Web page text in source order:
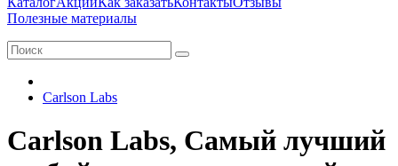
Полезные материалы
Carlson Labs
Carlson Labs, Самый лучший